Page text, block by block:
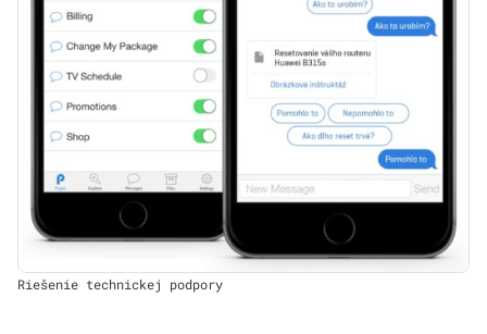
Riešenie technickej podpory